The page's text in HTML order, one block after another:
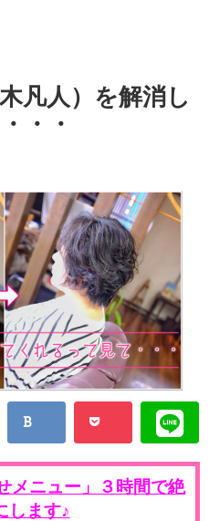
凡人）を解消し
・・
メニュー」３時間で絶
します♪